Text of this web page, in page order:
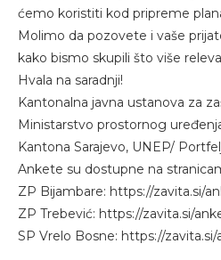
ćemo koristiti kod pripreme
Molimo da pozovete i vaše
kako bismo skupili što više
Hvala na saradnji!
Kantonalna javna ustanova za
Ministarstvo prostornog
Kantona Sarajevo, UNEP/
Ankete su dostupne na
ZP Bijambare: https://zavita.si/
ZP Trebević: https://zavita.si/
SP Vrelo Bosne: https://